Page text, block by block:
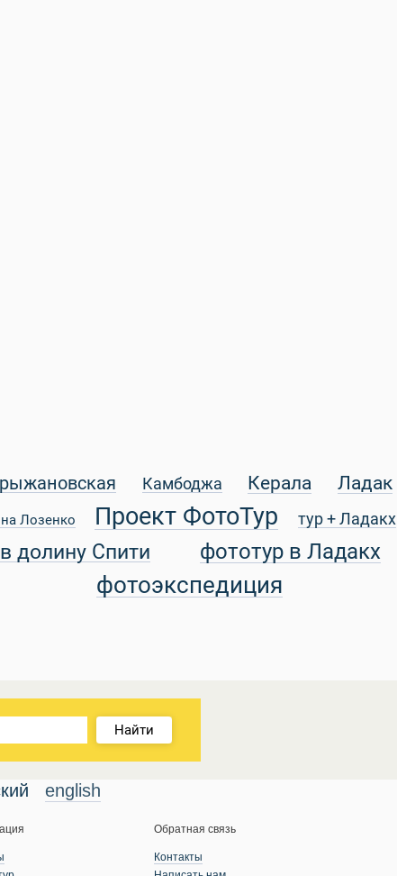
Камбоджа Керала Ладак
Лозенко Проект ФотоТур тур + Ладакх
долину Спити фототур в Ладакх
фотоэкспедиция
Найти
english
Обратная связь
Контакты